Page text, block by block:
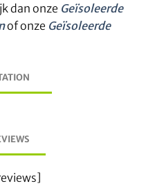
dan onze Geïsoleerde
of onze Geïsoleerde